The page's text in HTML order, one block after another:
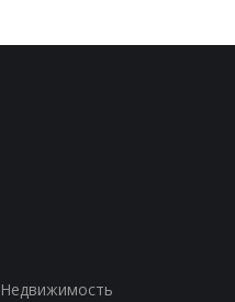
Недвижимость